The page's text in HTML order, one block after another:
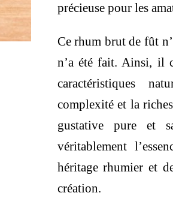
précieuse pour les
Ce rhum brut de fût
n’a été fait. Ainsi, il
caractéristiques
complexité et la
gustative pure et
véritablement
héritage rhumier et
création.